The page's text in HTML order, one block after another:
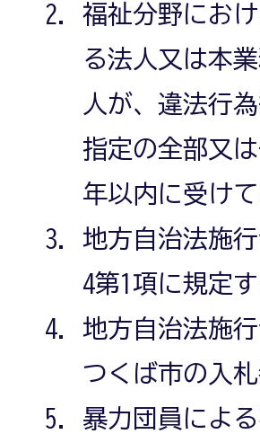
福祉分野にお
る法人又は本
人が、違法行
指定の全部又
年以内に受け
地方自治法施
4第1項に規定
地方自治法施
つくば市の入
暴力団員によ